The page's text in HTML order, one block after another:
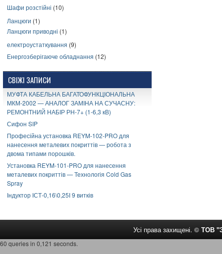
Шафи розстійні (10)
Ланцюги (1)
Ланцюги приводні (1)
електроустаткування (9)
Енергозберігаюче обладнання (12)
СВІЖІ ЗАПИСИ
МУФТА КАБЕЛЬНА БАГАТОФУНКЦІОНАЛЬНА
МКМ-2002 — АНАЛОГ ЗАМІНА НА СУЧАСНУ:
РЕМОНТНИЙ НАБІР РН-7+ (1-6,3 кВ)
Сифон SIP
Професійна установка REYM-102-PRO для
нанесення металевих покриттів — робота з
двома типами порошків.
Установка REYM-101-PRO для нанесення
металевих покриттів — Технологія Cold Gas
Spray
Індуктор ІСТ-0,16\0,25І 9 витків
Усі права захищені. © ТОВ
60 queries in 0,121 seconds.